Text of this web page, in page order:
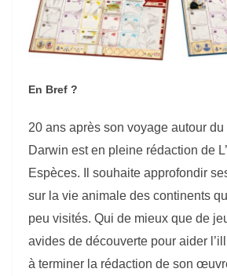
En Bref ?
20 ans après son voyage autour
Darwin est en pleine rédaction de
Espèces. Il souhaite approfondir
sur la vie animale des continents
peu visités. Qui de mieux que de
avides de découverte pour aider
à terminer la rédaction de son